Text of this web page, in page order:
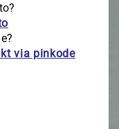
via pinkode